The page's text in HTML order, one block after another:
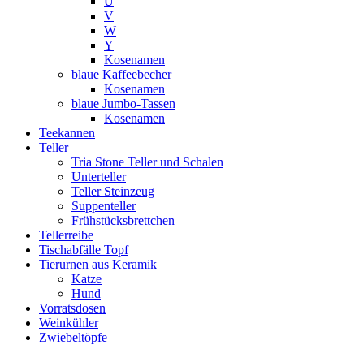
V
W
Y
Kosenamen
blaue Kaffeebecher
Kosenamen
blaue Jumbo-Tassen
Kosenamen
Teekannen
Teller
Tria Stone Teller und Schalen
Unterteller
Teller Steinzeug
Suppenteller
Frühstücksbrettchen
Tellerreibe
Tischabfälle Topf
Tierurnen aus Keramik
Katze
Hund
Vorratsdosen
Weinkühler
Zwiebeltöpfe